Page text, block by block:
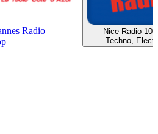
Radio
Nice Radio
Techno,